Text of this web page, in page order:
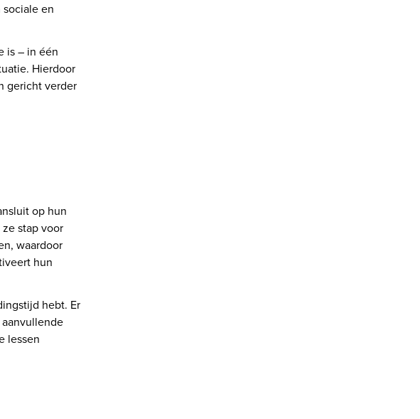
en
is – in één
Hierdoor
gericht verder
op hun
stap voor
waardoor
hun
hebt. Er
lessen